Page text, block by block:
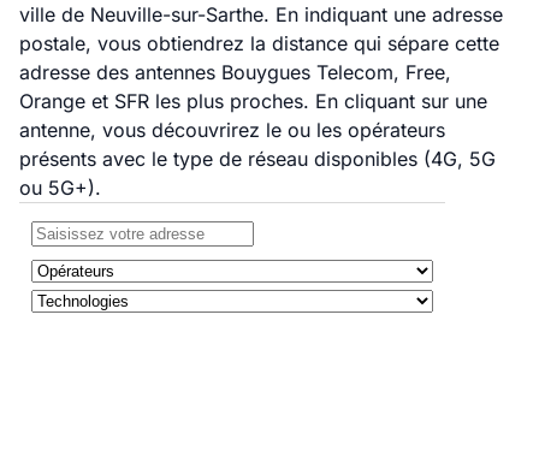
ville de Neuville-sur-Sarthe. En indiquant une adresse
postale, vous obtiendrez la distance qui sépare cette
adresse des antennes Bouygues Telecom, Free,
Orange et SFR les plus proches. En cliquant sur une
antenne, vous découvrirez le ou les opérateurs
présents avec le type de réseau disponibles (4G, 5G
ou 5G+).